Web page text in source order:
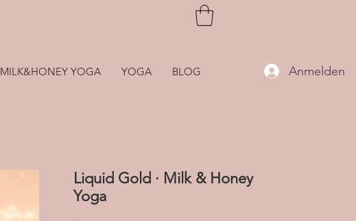
MILK&HONEY YOGA YOGA BLOG Anmelden
Liquid Gold · Milk & Honey
Yoga